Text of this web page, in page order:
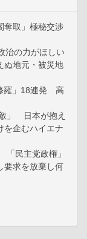
取」極秘交渉
治の力がほしい
ぬ地元・被災地
羅」18連発 高
」 日本が抱え
を企むハイエナ
民主党政権」
要求を放棄し何